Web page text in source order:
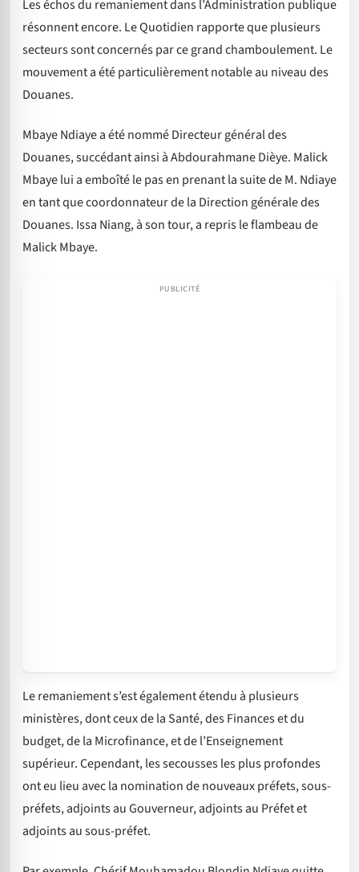
Les échos du remaniement dans l’Administration publique
résonnent encore. Le Quotidien rapporte que plusieurs
secteurs sont concernés par ce grand chamboulement. Le
mouvement a été particulièrement notable au niveau des
Douanes.
Mbaye Ndiaye a été nommé Directeur général des
Douanes, succédant ainsi à Abdourahmane Dièye. Malick
Mbaye lui a emboîté le pas en prenant la suite de M. Ndiaye
en tant que coordonnateur de la Direction générale des
Douanes. Issa Niang, à son tour, a repris le flambeau de
Malick Mbaye.
Le remaniement s’est également étendu à plusieurs
ministères, dont ceux de la Santé, des Finances et du
budget, de la Microfinance, et de l’Enseignement
supérieur. Cependant, les secousses les plus profondes
ont eu lieu avec la nomination de nouveaux préfets, sous-
préfets, adjoints au Gouverneur, adjoints au Préfet et
adjoints au sous-préfet.